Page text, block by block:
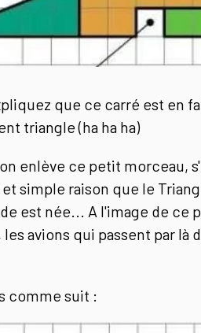
que ce carré est en
triangle (ha ha ha)
enlève ce petit morceau,
simple raison que le
est née... A l'image de
avions qui passent par
comme suit :